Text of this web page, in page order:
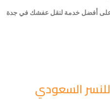
للنسر السعودي